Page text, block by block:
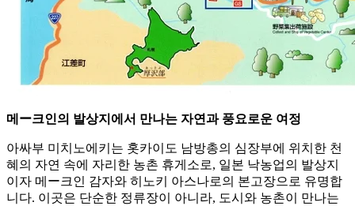
메ー크인의 발상지에서 만나는 자연과 풍요로운 여정
아싸부 미치노에키는 홋카이도 남방총의 심장부에 위치한 천
혜의 자연 속에 자리한 농촌 휴게소로, 일본 낙농업의 발상지
이자 메ー크인 감자와 히노키 아스나로의 본고장으로 유명합
니다. 이곳은 단순한 정류장이 아니라, 도시와 농촌이 만나는